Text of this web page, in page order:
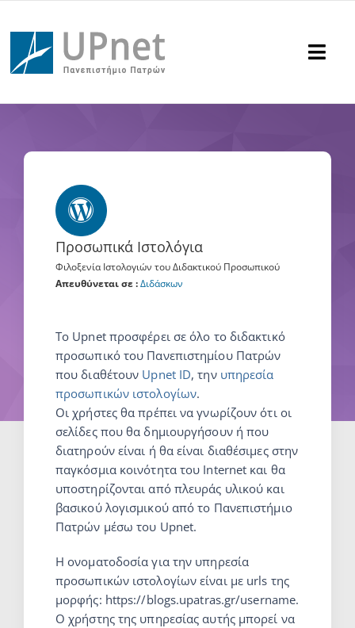
στο
περιεχόμενο
Ανακοινώσεις
Επικοινωνία
Προσωπικά Ιστολόγια
Φιλοξενία Ιστολογιών του Διδακτικού Προσωπικού
Απευθύνεται σε :Διδάσκων
Το Upnet προσφέρει σε όλο το διδακτικό
προσωπικό του Πανεπιστημίου Πατρών
που διαθέτουν Upnet ID, την υπηρεσία
προσωπικών ιστολογίων.
Οι χρήστες θα πρέπει να γνωρίζουν ότι οι
σελίδες που θα δημιουργήσουν ή που
διατηρούν είναι ή θα είναι διαθέσιμες στην
παγκόσμια κοινότητα του Internet και θα
υποστηρίζονται από πλευράς υλικού και
βασικού λογισμικού από το Πανεπιστήμιο
Πατρών μέσω του Upnet.
Η ονοματοδοσία για την υπηρεσία
προσωπικών ιστολογίων είναι με urls της
μορφής: https://blogs.upatras.gr/username.
Ο χρήστης της υπηρεσίας αυτής μπορεί να